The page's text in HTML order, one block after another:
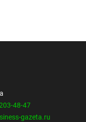
48-47
gazeta.ru